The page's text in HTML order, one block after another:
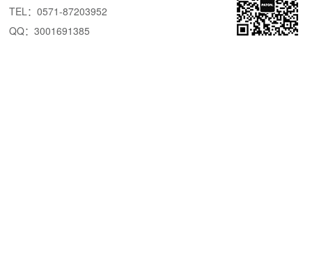
TEL：0571-87203952
QQ：3001691385